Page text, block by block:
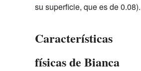
su superficie, que es de 0.08).
Características
físicas de Bianca